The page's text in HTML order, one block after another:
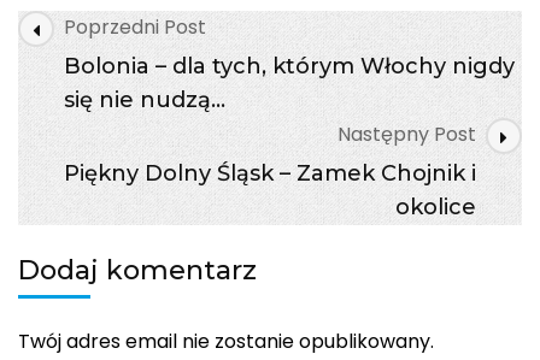
I
ZAAWANSOWANYCH
Post
Navigation
Poprzedni Post
Bolonia – dla tych, którym Włochy nigdy
się nie nudzą…
Następny Post
Piękny Dolny Śląsk – Zamek Chojnik i
okolice
Dodaj komentarz
Twój adres email nie zostanie opublikowany.